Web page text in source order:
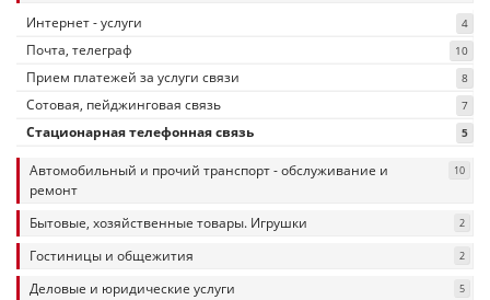
Интернет - услуги 4
Почта, телеграф 10
Прием платежей за услуги связи 8
Сотовая, пейджинговая связь 7
Стационарная телефонная связь 5
Автомобильный и прочий транспорт - обслуживание и
ремонт
10
Бытовые, хозяйственные товары. Игрушки 2
Гостиницы и общежития 2
Деловые и юридические услуги 5